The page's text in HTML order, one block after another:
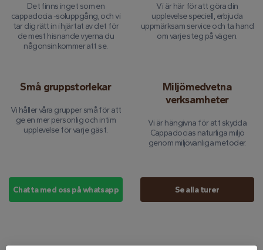
Det finns inget som en
cappadocia -soluppgång, och vi
tar dig rätt in i hjärtat av det för
de mest hisnande vyerna du
någonsin kommer att se.
Vi är här för att göra din
upplevelse speciell, erbjuda
uppmärksam service och ta hand
om varje steg på vägen.
Små gruppstorlekar
Vi håller våra grupper små för att
ge en mer personlig och intim
upplevelse för varje gäst.
Miljömedvetna
verksamheter
Vi är hängivna för att skydda
Cappadocias naturliga miljö
genom miljövänliga metoder.
Chatta med oss ​​på whatsapp Se alla turer